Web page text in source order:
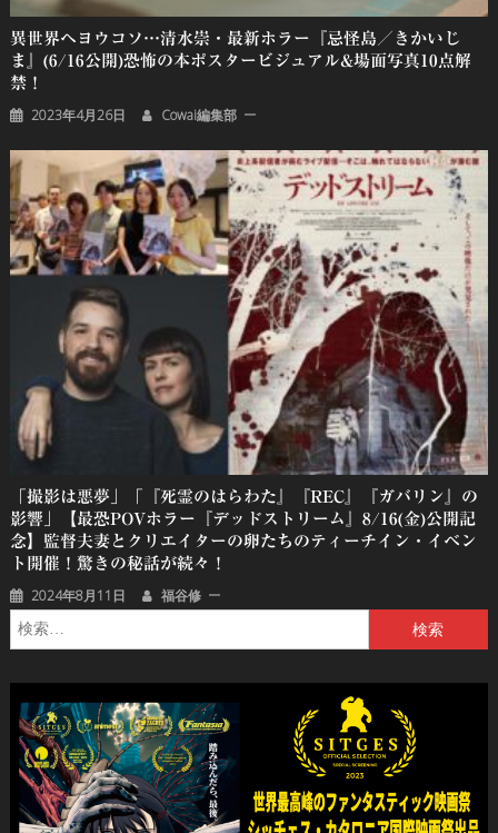
異世界ヘヨウコソ…清水崇・最新ホラー『忌怪島／きかいじ
ま』(6/16公開)恐怖の本ポスタービジュアル&場⾯写真10点解
禁！
2023年4月26日 Cowai編集部
「撮影は悪夢」「『死霊のはらわた』『REC』『ガバリン』の
影響」【最恐POVホラー『デッドストリーム』8/16(金)公開記
念】監督夫妻とクリエイターの卵たちのティーチイン・イベン
ト開催！驚きの秘話が続々！
2024年8月11日 福谷修
索: